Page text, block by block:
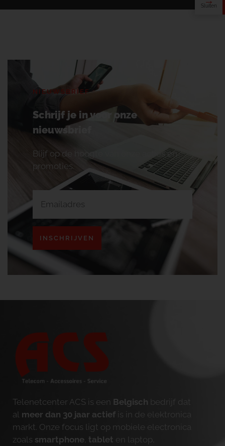
NIEUWSBRIEF
Schrijf je in voor onze
nieuwsbrief
Blijf op de hoogte van onze acties en
promoties.
INSCHRIJVEN
Telenetcenter ACS is een Belgisch bedrijf dat
al meer dan 30 jaar actief is in de elektronica
markt. Onze focus ligt op mobiele electronica
zoals smartphone tablet en laptop,